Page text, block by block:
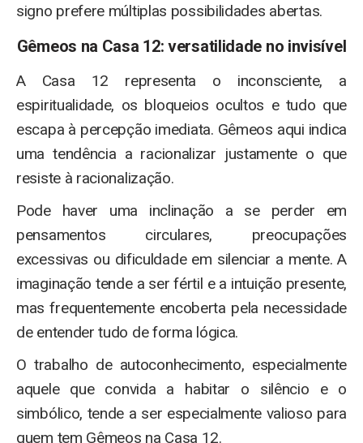
signo prefere múltiplas possibilidades abertas.
Gêmeos na Casa 12: versatilidade no invisível
A Casa 12 representa o inconsciente, a
espiritualidade, os bloqueios ocultos e tudo que
escapa à percepção imediata. Gêmeos aqui indica
uma tendência a racionalizar justamente o que
resiste à racionalização.
Pode haver uma inclinação a se perder em
pensamentos circulares, preocupações
excessivas ou dificuldade em silenciar a mente. A
imaginação tende a ser fértil e a intuição presente,
mas frequentemente encoberta pela necessidade
de entender tudo de forma lógica.
O trabalho de autoconhecimento, especialmente
aquele que convida a habitar o silêncio e o
simbólico, tende a ser especialmente valioso para
quem tem Gêmeos na Casa 12.